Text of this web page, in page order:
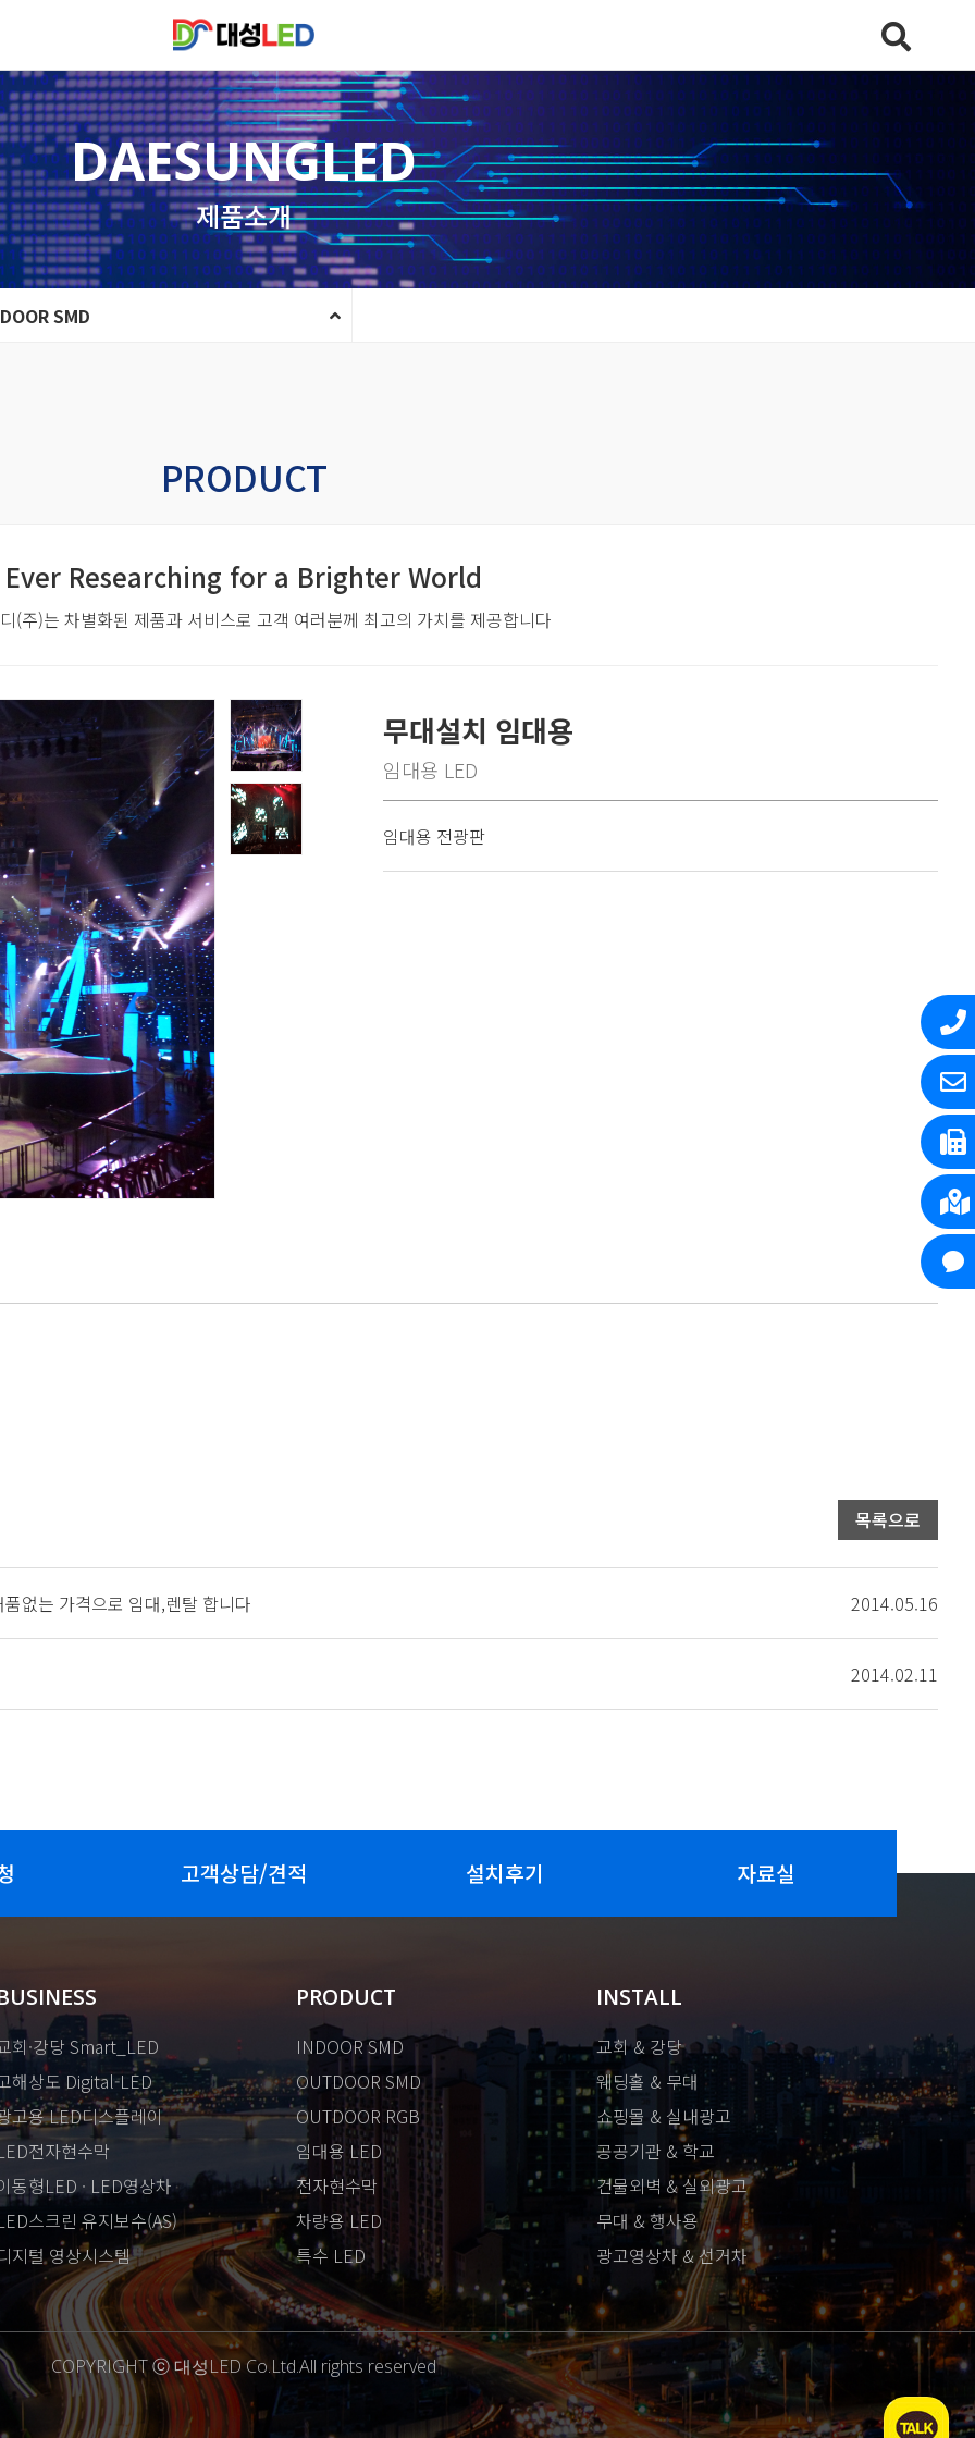
DAESUNGLED
제품소개
SMD
PRODUCT
Ever Researching for a Brighter World
(주)는 차별화된 제품과 서비스로고객 여러분께 최고의 가치를 제공합니다
무대설치 임대용
임대용 LED
임대용 전광판
목록으로
없는 가격으로 임대,렌탈 합니다 2014.05.16
2014.02.11
고객상담/견적 설치후기 자료실
회·강당 Smart_LED
해상도 Digital-LED
고용 LED디스플레이
전자현수막
동형LED · LED영상차
스크린 유지보수(AS)
지털 영상시스템
PRODUCT
INDOOR SMD
OUTDOOR SMD
OUTDOOR RGB
임대용 LED
전자현수막
차량용 LED
특수 LED
INSTALL
교회 & 강당
웨딩홀 & 무대
쇼핑몰 & 실내광고
공공기관 & 학교
건물외벽 & 실외광고
무대 & 행사용
광고영상차 & 선거차
COPYRIGHT ⓒ 대성LED Co.Ltd.All rights reserved